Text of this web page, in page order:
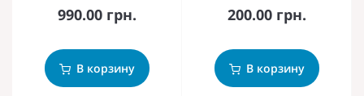
990.00 грн.
В корзину
200.00 грн.
В корзину